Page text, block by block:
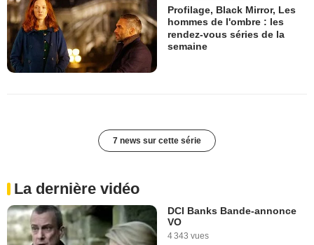
Profilage, Black Mirror, Les
hommes de l'ombre : les
rendez-vous séries de la
semaine
7 news sur cette série
La dernière vidéo
DCI Banks Bande-annonce
VO
4 343 vues